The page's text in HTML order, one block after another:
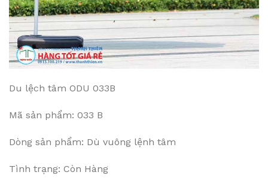
Du lệch tâm ODU 033B
Mã sản phẩm: 033 B
Dòng sản phẩm: Dù vuông lệnh tâm
Tình trạng: Còn Hàng